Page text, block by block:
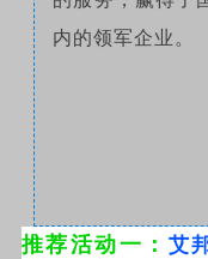
内的领军企业。
推荐活动一： 艾